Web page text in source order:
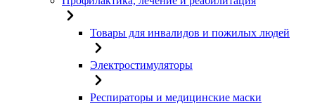
Товары для инвалидов и пожилых людей
Электростимуляторы
Респираторы и медицинские маски